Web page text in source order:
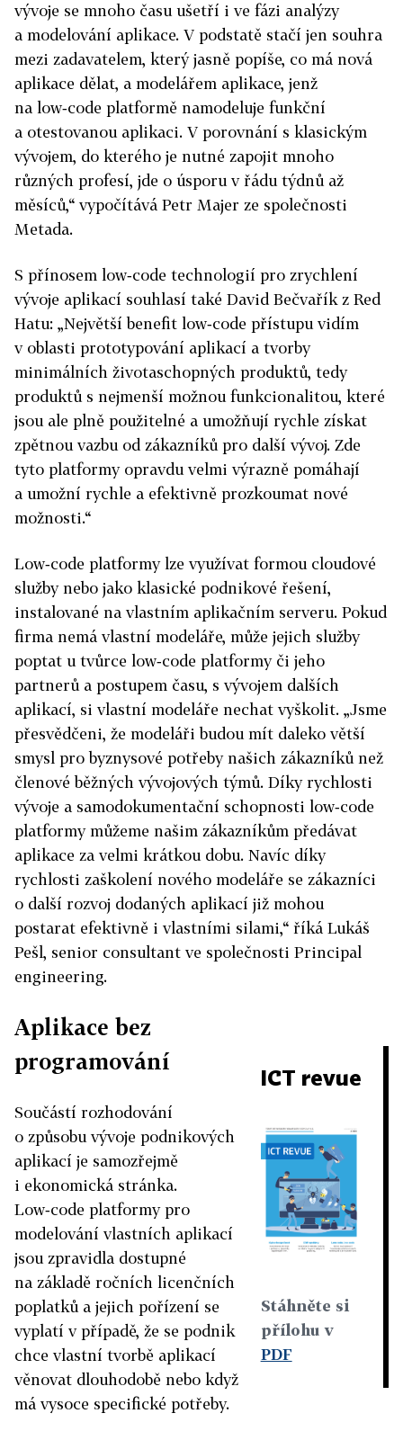
vývoje se mnoho času ušetří i ve fázi analýzy
a modelování aplikace. V podstatě stačí jen souhra
mezi zadavatelem, který jasně popíše, co má nová
aplikace dělat, a modelářem aplikace, jenž
na low‑code platformě namodeluje funkční
a otestovanou aplikaci. V porovnání s klasickým
vývojem, do kterého je nutné zapojit mnoho
různých profesí, jde o úsporu v řádu týdnů až
měsíců,“ vypočítává Petr Majer ze společnosti
Metada.
S přínosem low‑code technologií pro zrychlení
vývoje aplikací souhlasí také David Bečvařík z Red
Hatu: „Největší benefit low‑code přístupu vidím
v oblasti prototypování aplikací a tvorby
minimálních životaschopných produktů, tedy
produktů s nejmenší možnou funkcionalitou, které
jsou ale plně použitelné a umožňují rychle získat
zpětnou vazbu od zákazníků pro další vývoj. Zde
tyto platformy opravdu velmi výrazně pomáhají
a umožní rychle a efektivně prozkoumat nové
možnosti.“
Low‑code platformy lze využívat formou cloudové
služby nebo jako klasické podnikové řešení,
instalované na vlastním aplikačním serveru. Pokud
firma nemá vlastní modeláře, může jejich služby
poptat u tvůrce low‑code platformy či jeho
partnerů a postupem času, s vývojem dalších
aplikací, si vlastní modeláře nechat vyškolit. „Jsme
přesvědčeni, že modeláři budou mít daleko větší
smysl pro byznysové potřeby našich zákazníků než
členové běžných vývojových týmů. Díky rychlosti
vývoje a samodokumentační schopnosti low‑code
platformy můžeme našim zákazníkům předávat
aplikace za velmi krátkou dobu. Navíc díky
rychlosti zaškolení nového modeláře se zákazníci
o další rozvoj dodaných aplikací již mohou
postarat efektivně i vlastními silami,“ říká Lukáš
Pešl, senior consultant ve společnosti Principal
engineering.
ICT revue
Stáhněte si
přílohu v
PDF
Aplikace bez
programování
Součástí rozhodování
o způsobu vývoje podnikových
aplikací je samozřejmě
i ekonomická stránka.
Low‑code platformy pro
modelování vlastních aplikací
jsou zpravidla dostupné
na základě ročních licenčních
poplatků a jejich pořízení se
vyplatí v případě, že se podnik
chce vlastní tvorbě aplikací
věnovat dlouhodobě nebo když
má vysoce specifické potřeby.